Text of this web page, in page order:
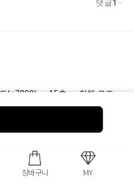
장바구니 MY